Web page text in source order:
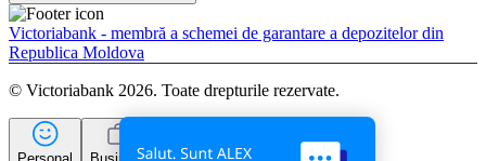
Victoriabank - membră a schemei de garantare a depozitelor din
Republica Moldova
© Victoriabank 2026. Toate drepturile rezervate.